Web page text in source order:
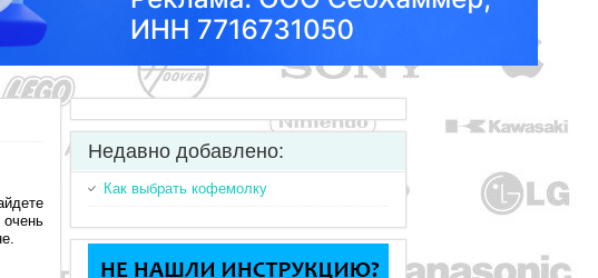
Недавно добавлено:
Как выбрать кофемолку